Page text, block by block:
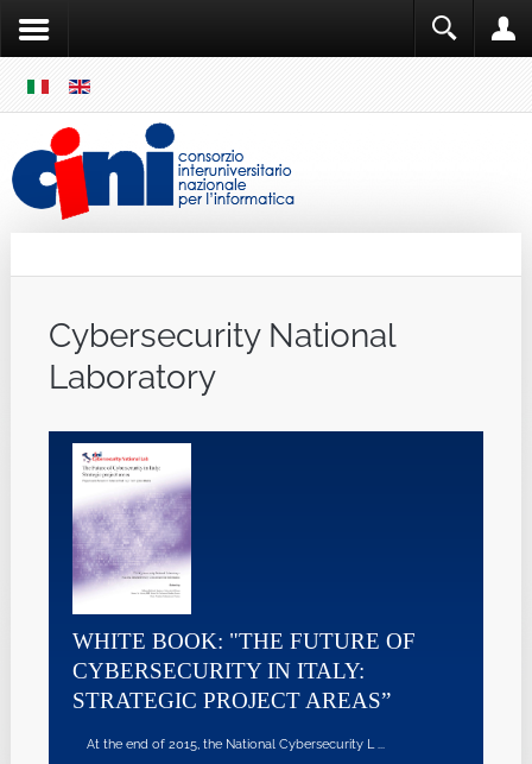
MENU
Cybersecurity National
Laboratory
WHITE BOOK: "THE FUTURE OF
CYBERSECURITY IN ITALY:
STRATEGIC PROJECT AREAS”
At the end of 2015, the National Cybersecurity L ...